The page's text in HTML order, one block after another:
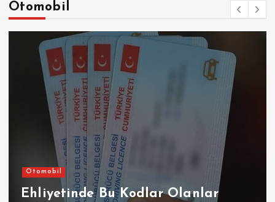
Otomobil
Otomobil
Ehliyetinde Bu Kodlar Olanlar